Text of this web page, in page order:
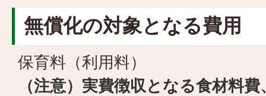
無償化の対象となる費用
保育料（利用料）
（注意）実費徴収となる食材料